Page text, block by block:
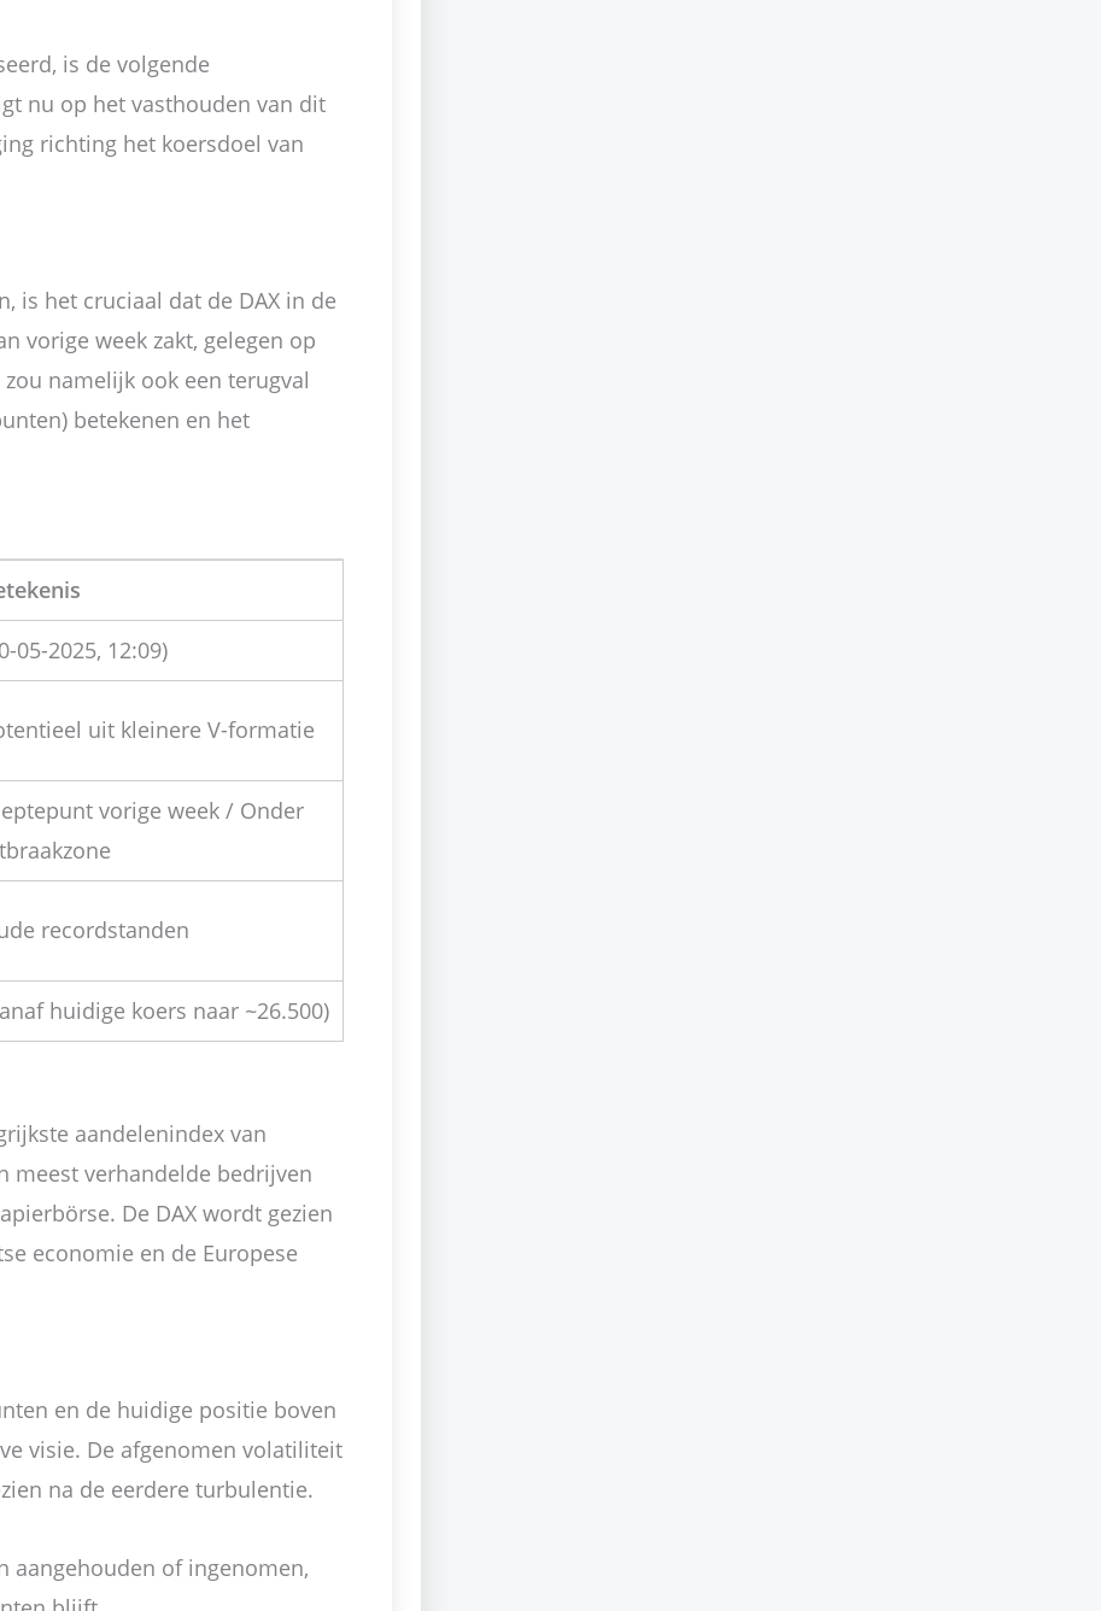
is de volgende
nu op het vasthouden van dit
richting het koersdoel van
is het cruciaal dat de DAX in de
vorige week zakt, gelegen op
namelijk ook een terugval
betekenen en het
05-2025, 12:09)
uit kleinere V-formatie
vorige week / Onder
recordstanden
huidige koers naar ~26.500)
aandelenindex van
meest verhandelde bedrijven
De DAX wordt gezien
economie en de Europese
en de huidige positie boven
visie. De afgenomen volatiliteit
na de eerdere turbulentie.
aangehouden of ingenomen,